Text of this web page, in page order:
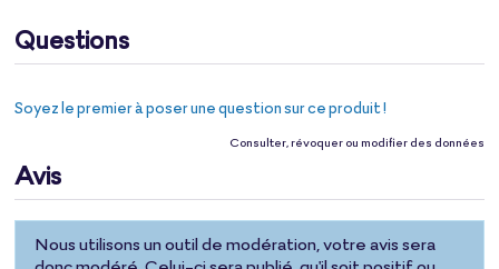
Questions
Soyez le premier à poser une question sur ce produit !
Consulter, révoquer ou modifier des données
Avis
Nous utilisons un outil de modération, votre avis sera